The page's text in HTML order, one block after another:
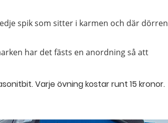
spik som sitter i karmen och där dörren
har det fästs en anordning så att
Varje övning kostar runt 15 kronor.
previous' for 'Swedish']
next' for 'Swedish']